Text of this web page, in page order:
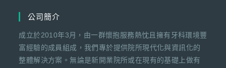
公司簡介
成立於2010年3月，由一群懷抱服務熱忱且擁有牙科環境豐
富經驗的成員組成，我們專於提供院所現代化與資訊化的
整體解決方案。無論是新開業院所或在現有的基礎上做有